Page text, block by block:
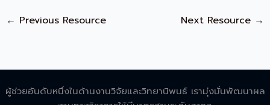
← Previous Resource Next Resource →
ผู้ช่วยอันดับหนึ่งในด้านงานวิจัยและวิทยานิพนธ์ เรามุ่งมั่นพัฒนาผล